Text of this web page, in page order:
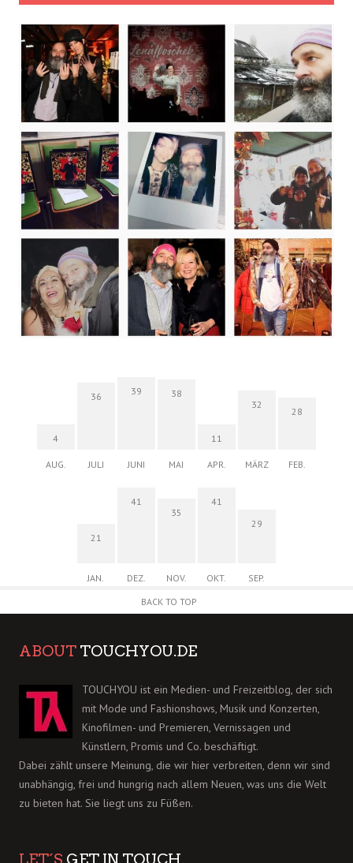
4
AUG.
36
JULI
39
JUNI
38
MAI
11
APR.
32
MÄRZ
28
FEB.
21
JAN.
41
DEZ.
35
NOV.
41
OKT.
29
SEP.
BACK TO TOP
ABOUT TOUCHYOU.DE
TOUCHYOU ist ein Medien- und Freizeitblog, der sich
mit Mode und Fashionshows, Musik und Konzerten,
Kinofilmen- und Premieren, Vernissagen und
Künstlern, Promis und Co. beschäftigt.
Dabei zählt unsere Meinung, die wir hier verbreiten, denn wir sind
unabhängig, frei und hungrig nach allem Neuen, was uns die Welt
zu bieten hat. Sie liegt uns zu Füßen.
LET´S GET IN TOUCH